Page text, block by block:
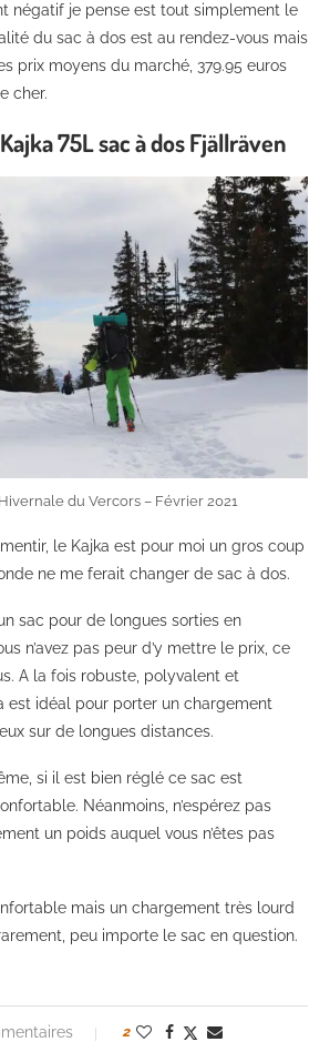
négatif je pense est tout simplement le
du sac à dos est au rendez-vous mais
prix moyens du marché, 379.95 euros
cher.
75L sac à dos Fjällräven
du Vercors – Février 2021
le Kajka est pour moi un gros coup
ne me ferait changer de sac à dos.
sac pour de longues sorties en
n’avez pas peur d’y mettre le prix, ce
A la fois robuste, polyvalent et
est idéal pour porter un chargement
sur de longues distances.
si il est bien réglé ce sac est
Néanmoins, n’espérez pas
un poids auquel vous n’êtes pas
mais un chargement très lourd
peu importe le sac en question.
2